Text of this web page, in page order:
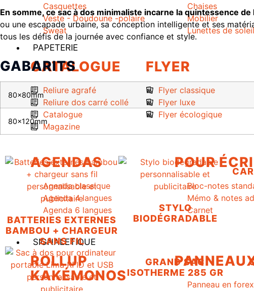
Casquettes
Veste - Doudoune -polaire
Sweat
Chaises
Mobilier
Lunettes de soleil
PAPETERIE
CATALOGUE
Reliure agrafé
Reliure dos carré collé
Catalogue
Magazine
FLYER
Flyer classique
Flyer luxe
Flyer écologique
AGENDAS
Agenda classique
Agenda 4 langues
Agenda 6 langues
POUR
Bloc-notes
Mémo & notes
Carnet
SIGNALETIQUE
ROLLUP
KAKÉMONOS
Panneau en forex
En somme, ce sac à dos minimaliste incarne la quintessence de
ou une escapade urbaine, sa conception intelligente et ses
tous les défis de la journée avec confiance et style.
GABARITS
80x80mm
80x120mm
BATTERIES EXTERNES
BAMBOU + CHARGEUR
SANS FIL
STYLO
BIODÉGRADABLE
GRAND SAC
ISOTHERME 285 GR